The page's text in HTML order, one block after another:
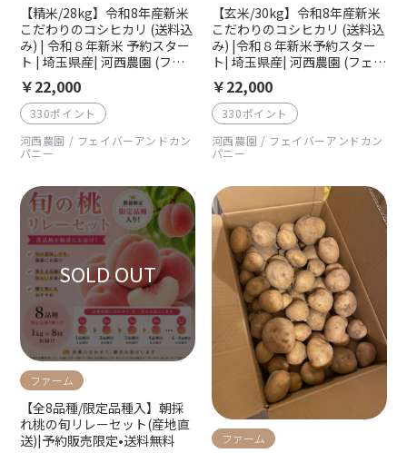
【精米/28kg】令和8年産新米
こだわりのコシヒカリ (送料込
み) | 令和８年新米 予約スター
ト | 埼玉県産| 河西農園 (フェ
イバーアンドカンパニー)
￥22,000
330ポイント
河西農園 / フェイバーアンドカン
パニー
【玄米/30kg】令和8年産新米
こだわりのコシヒカリ (送料込
み) |令和８年新米予約スター
ト| 埼玉県産| 河西農園 (フェイ
バーアンドカンパニー)
￥22,000
330ポイント
河西農園 / フェイバーアンドカン
パニー
ファーム
【全8品種/限定品種入】朝採
れ桃の旬リレーセット(産地直
送)|予約販売限定•送料無料
ファーム